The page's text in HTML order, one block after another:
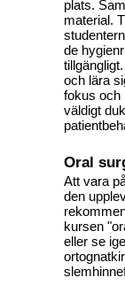
plats.
material.
de
och lära
fokus och
väldigt
Oral
Att vara
den
kursen
eller se